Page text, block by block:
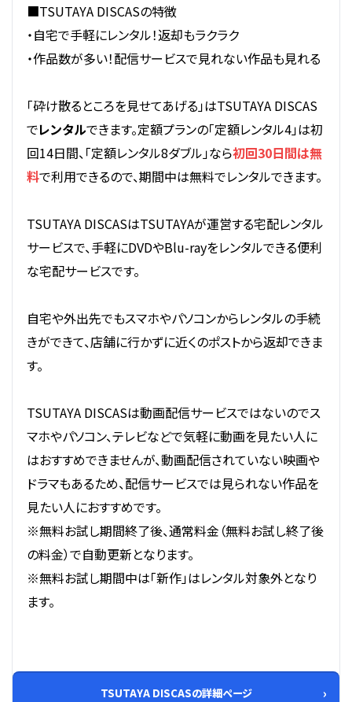
■TSUTAYA DISCASの特徴
・自宅で手軽にレンタル！返却もラクラク
・作品数が多い！配信サービスで見れない作品も見れる
「砕け散るところを見せてあげる」はTSUTAYA DISCAS
でレンタルできます。定額プランの「定額レンタル4」は初
回14日間、「定額レンタル8ダブル」なら初回30日間は無
料で利用できるので、期間中は無料でレンタルできます。
TSUTAYA DISCASはTSUTAYAが運営する宅配レンタル
サービスで、手軽にDVDやBlu-rayをレンタルできる便利
な宅配サービスです。
自宅や外出先でもスマホやパソコンからレンタルの手続
きができて、店舗に行かずに近くのポストから返却できま
す。
TSUTAYA DISCASは動画配信サービスではないのでス
マホやパソコン、テレビなどで気軽に動画を見たい人に
はおすすめできませんが、動画配信されていない映画や
ドラマもあるため、配信サービスでは見られない作品を
見たい人におすすめです。
※無料お試し期間終了後、通常料金（無料お試し終了後
の料金）で自動更新となります。
※無料お試し期間中は「新作」はレンタル対象外となり
ます。
TSUTAYA DISCASの詳細ページ